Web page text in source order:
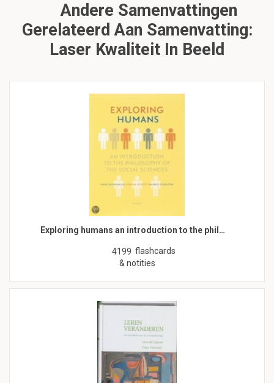
Andere Samenvattingen
Gerelateerd Aan Samenvatting:
Laser Kwaliteit In Beeld
Exploring humans an introduction to the phil…
4199 flashcards
& notities